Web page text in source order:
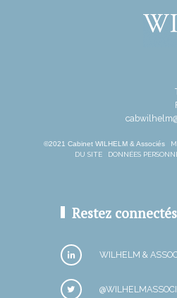
©2021 Cabinet WILHELM & Associés
DU SITE
DONNÉES
Restez connectés
WILHELM &